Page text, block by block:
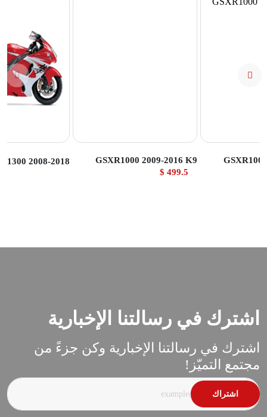
عرض المنتج
GSXR1000 2009-2016 K9
499.5 $
عرض المنتج2008-2018
اشترك في رسالتنا الإخبارية
اشترك في رسالتنا الإخبارية وكن جزءً من
مجتمع التميّز!
اشتراك